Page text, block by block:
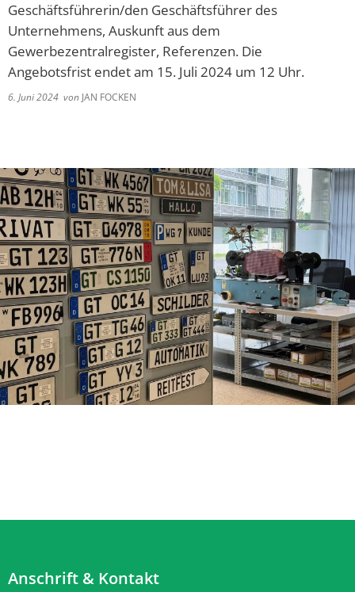
Geschäftsführerin/den Geschäftsführer des
Unternehmens, Auskunft aus dem
Gewerbezentralregister, Referenzen. Die
Angebotsfrist endet am 15. Juli 2024 um 12 Uhr.
6. Juni 2024 von JAN FOCKEN
Anschrift & Kontakt